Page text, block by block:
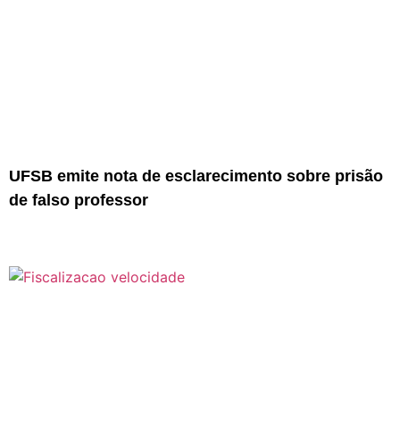
UFSB emite nota de esclarecimento sobre prisão
de falso professor